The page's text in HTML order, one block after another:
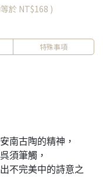
於 NT$168 )
特殊事項
南古陶的精神，
須筆觸，
不完美中的詩意之